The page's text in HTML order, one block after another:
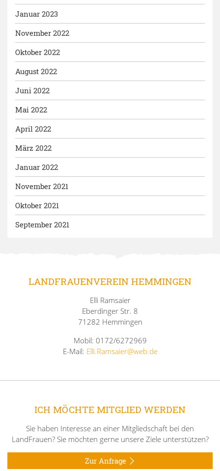
Januar 2023
November 2022
Oktober 2022
August 2022
Juni 2022
Mai 2022
April 2022
März 2022
Januar 2022
November 2021
Oktober 2021
September 2021
LANDFRAUENVEREIN HEMMINGEN
Elli Ramsaier
Eberdinger Str. 8
71282 Hemmingen
Mobil: 0172/6272969
E-Mail: Elli.Ramsaier@web.de
ICH MÖCHTE MITGLIED WERDEN
Sie haben Interesse an einer Mitgliedschaft bei den
LandFrauen? Sie möchten gerne unsere Ziele unterstützen?
Zur Anfrage